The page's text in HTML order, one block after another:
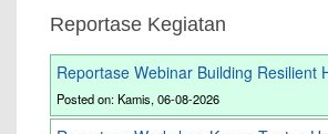
Reportase Kegiatan
Reportase Webinar Building Resilient
Posted on: Kamis, 06-08-2026